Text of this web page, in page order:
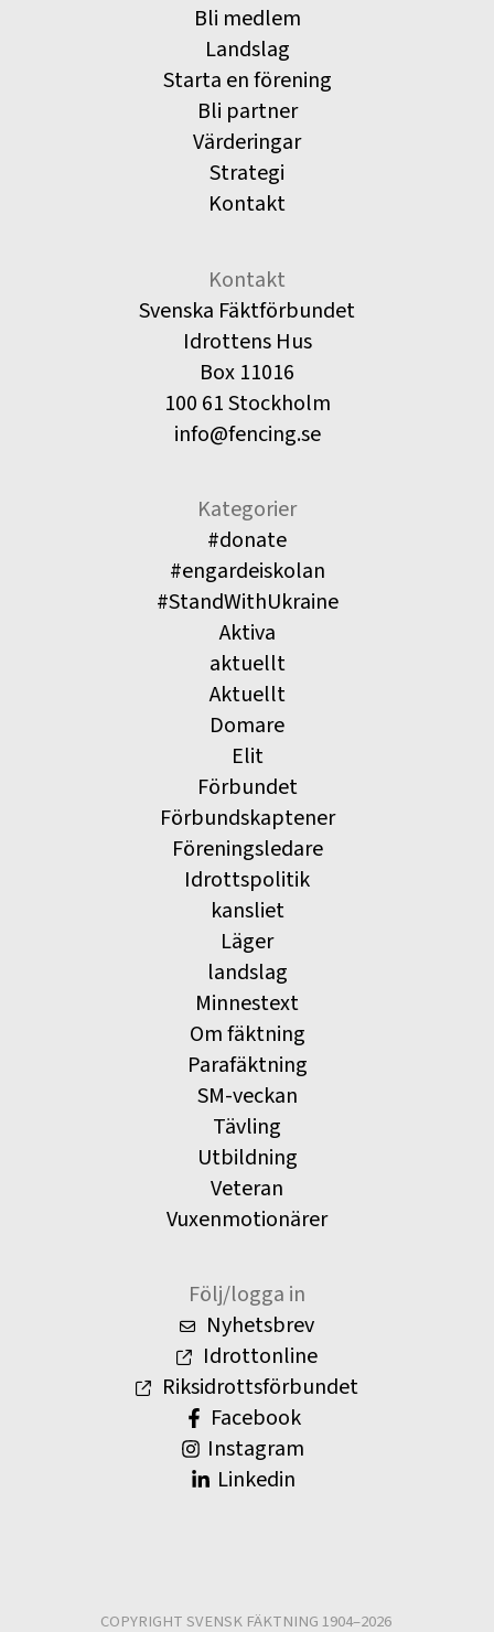
Bli medlem
Landslag
Starta en förening
Bli partner
Värderingar
Strategi
Kontakt
Kontakt
Svenska Fäktförbundet
Idrottens Hus
Box 11016
100 61 Stockholm
info@fencing.se
Kategorier
#donate
#engardeiskolan
#StandWithUkraine
Aktiva
aktuellt
Aktuellt
Domare
Elit
Förbundet
Förbundskaptener
Föreningsledare
Idrottspolitik
kansliet
Läger
landslag
Minnestext
Om fäktning
Parafäktning
SM-veckan
Tävling
Utbildning
Veteran
Vuxenmotionärer
Följ/logga in
Nyhetsbrev
Idrottonline
Riksidrottsförbundet
Facebook
Instagram
Linkedin
COPYRIGHT SVENSK FÄKTNING 1904–2026